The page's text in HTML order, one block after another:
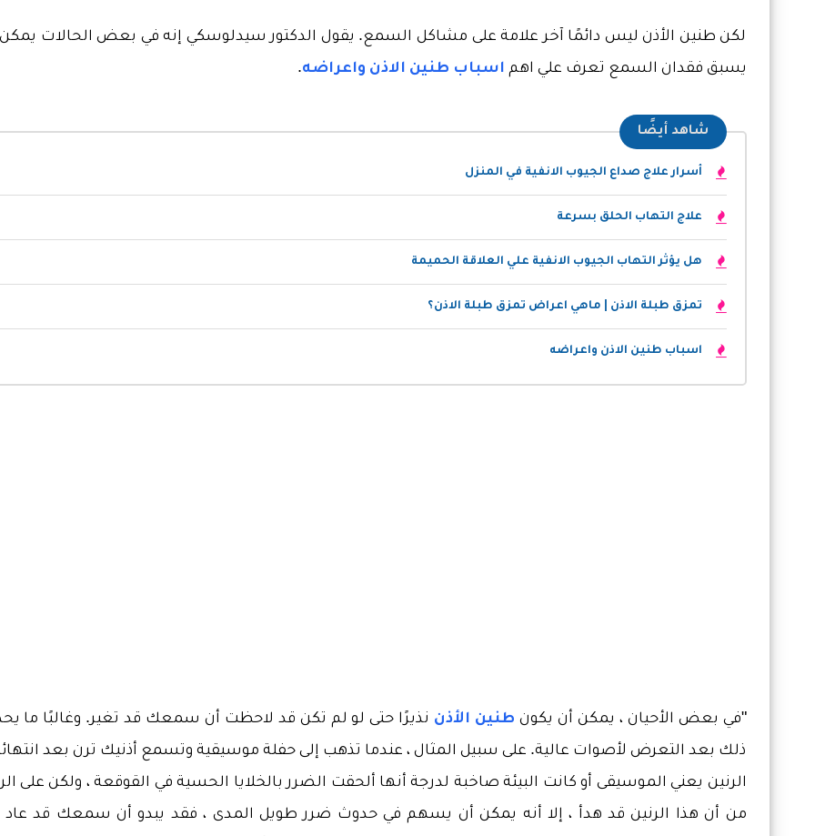
لكن طنين الأذن ليس دائمًا آخر علامة على مشاكل السمع. يقول الدكتور سيدلوسكي إنه في بعض الحالات
يسبق فقدان السمع تعرف علي اهم اسباب طنين الاذن واعراضه.
شاهد أيضًا
أسرار علاج صداع الجيوب الانفية في المنزل
علاج التهاب الحلق بسرعة
هل يؤثر التهاب الجيوب الانفية علي العلاقة الحميمة
تمزق طبلة الاذن | ماهي اعراض تمزق طبلة الاذن؟
اسباب طنين الاذن واعراضه
"في بعض الأحيان ، يمكن أن يكون طنين الأذن نذيرًا حتى لو لم تكن قد لاحظت أن سمعك قد تغير. وغالبًا ما
ذلك بعد التعرض لأصوات عالية. على سبيل المثال ، عندما تذهب إلى حفلة موسيقية وتسمع أذنيك ترن بعد
الرنين يعني الموسيقى أو كانت البيئة صاخبة لدرجة أنها ألحقت الضرر بالخلايا الحسية في القوقعة ، ولكن على
من أن هذا الرنين قد هدأ ، إلا أنه يمكن أن يسهم في حدوث ضرر طويل المدى ، فقد يبدو أن سمعك قد عاد